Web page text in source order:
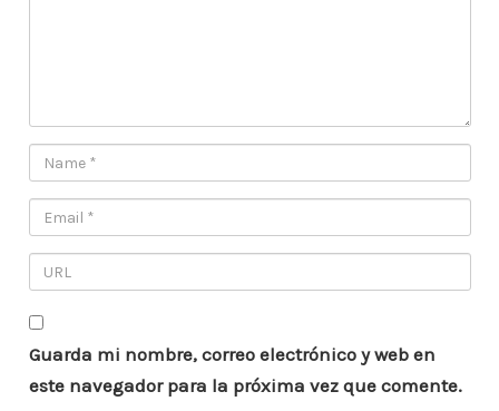
Guarda mi nombre, correo electrónico y web en
este navegador para la próxima vez que comente.